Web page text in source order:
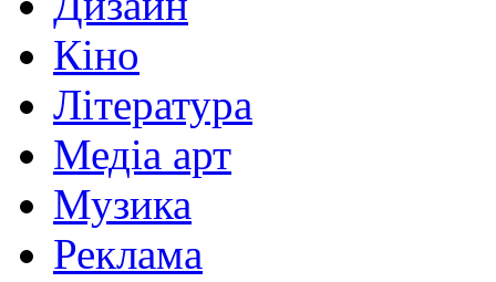
Кіно
Література
Медіа арт
Музика
Реклама